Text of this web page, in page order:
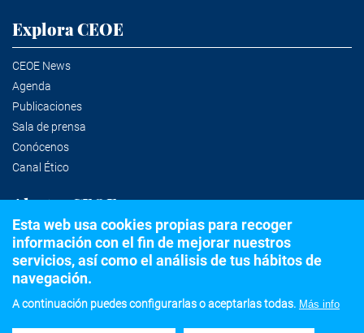
Explora CEOE
CEOE News
Agenda
Publicaciones
Sala de prensa
Conócenos
Canal Ético
Alertas CEOE
Suscríbete a la newsletter
©2020 Confederación Española de Organizaciones Empresariales
Esta web usa cookies propias para recoger
información con el fin de mejorar nuestros
servicios, así como el análisis de tus hábitos de
navegación.
A continuación puedes configurarlas o aceptarlas todas. Más info